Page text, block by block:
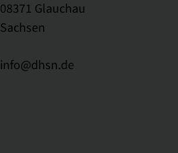
08371 Glauchau
Sachsen
info@dhsn.de